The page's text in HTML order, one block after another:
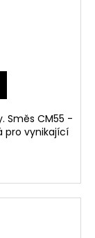
Směs CM55 -
pro vynikající